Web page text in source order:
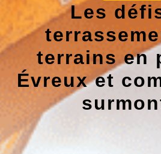
Les
terrains en
Évreux et